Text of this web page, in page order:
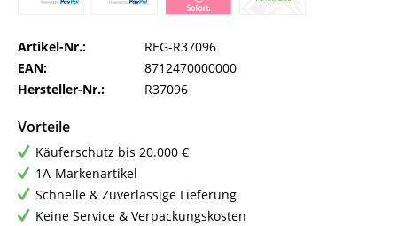
Artikel-Nr.:
REG-R37096
EAN:
8712470000000
Hersteller-Nr.:
R37096
Vorteile
Käuferschutz bis 20.000 €
1A-Markenartikel
Schnelle & Zuverlässige Lieferung
Keine Service & Verpackungskosten